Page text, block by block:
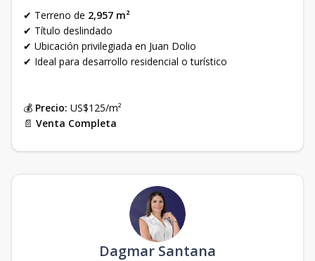
✔ Terreno de 2,957 m²
✔ Título deslindado
✔ Ubicación privilegiada en Juan Dolio
✔ Ideal para desarrollo residencial o turístico
💰 Precio: US$125/m²
📄 Venta Completa
Dagmar Santana